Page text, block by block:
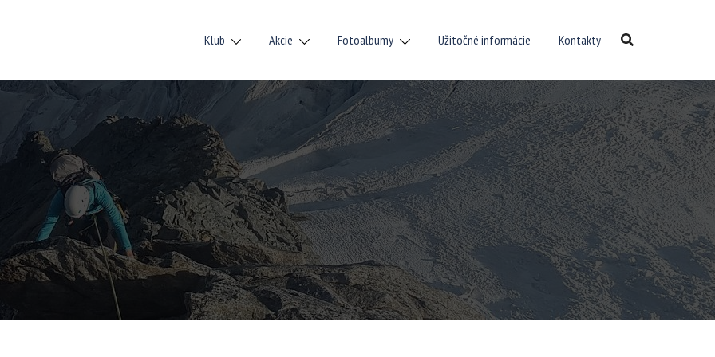
Klub Akcie Fotoalbumy Užitočné informácie Kontakty